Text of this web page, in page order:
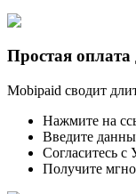
Простая оплата
Mobipaid сводит
Нажмите на
Введите
Согласитесь с
Получите